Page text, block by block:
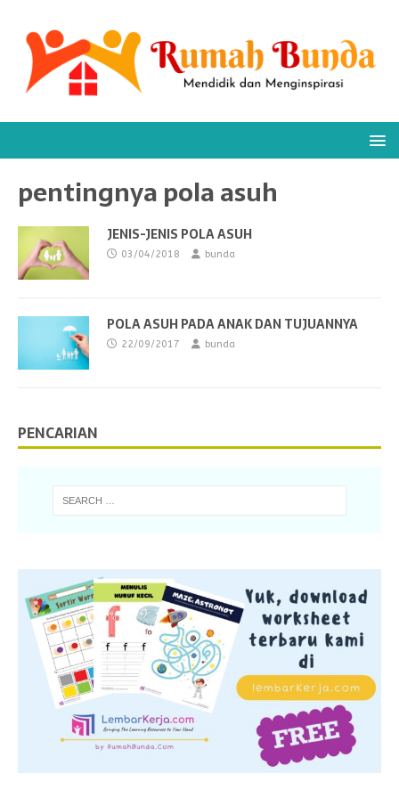
pentingnya pola asuh
JENIS-JENIS POLA ASUH
03/04/2018 bunda
POLA ASUH PADA ANAK DAN TUJUANNYA
22/09/2017 bunda
PENCARIAN